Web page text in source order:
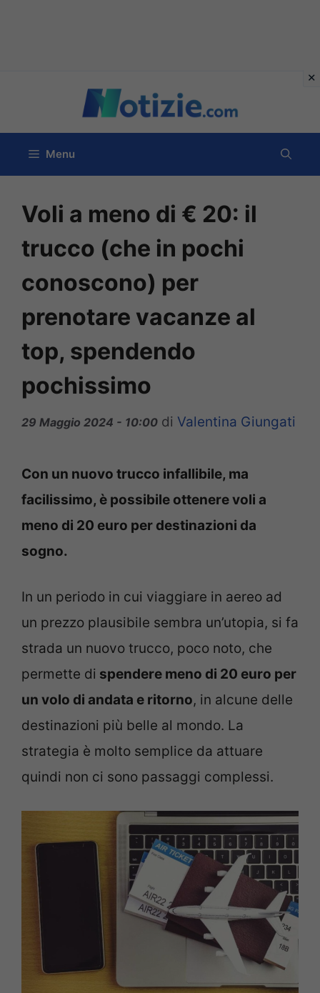
contenuto
Menu
Voli a meno di € 20: il
trucco (che in pochi
conoscono) per
prenotare vacanze al
top, spendendo
pochissimo
29 Maggio 2024 - 10:00 di Valentina Giungati
Con un nuovo trucco infallibile, ma
facilissimo, è possibile ottenere voli a
meno di 20 euro per destinazioni da
sogno.
In un periodo in cui viaggiare in aereo ad
un prezzo plausibile sembra un’utopia, si fa
strada un nuovo trucco, poco noto, che
permette di spendere meno di 20 euro per
un volo di andata e ritorno, in alcune delle
destinazioni più belle al mondo. La
strategia è molto semplice da attuare
quindi non ci sono passaggi complessi.